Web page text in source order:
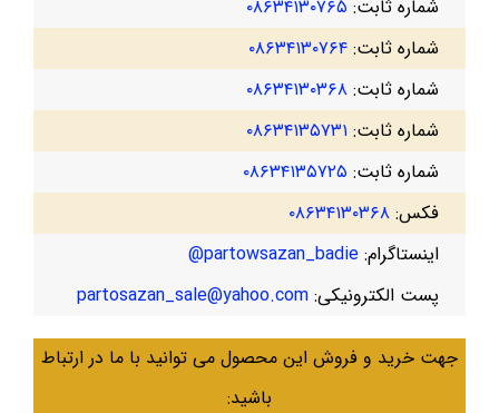
شماره ثابت: ۰۸۶۳۴۱۳۰۷۶۵
شماره ثابت: ۰۸۶۳۴۱۳۰۷۶۴
شماره ثابت: ۰۸۶۳۴۱۳۰۳۶۸
شماره ثابت: ۰۸۶۳۴۱۳۵۷۳۱
شماره ثابت: ۰۸۶۳۴۱۳۵۷۲۵
فکس: ۰۸۶۳۴۱۳۰۳۶۸
اینستاگرام: partowsazan_badie@
پست الکترونیکی: partosazan_sale@yahoo.com
جهت خرید و فروش این محصول می توانید با ما در ارتباط
باشید: